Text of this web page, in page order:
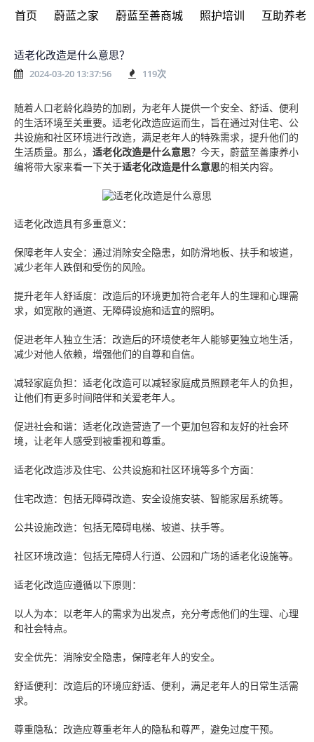
首页 蔚蓝之家 蔚蓝至善商城 照护培训 互助养老
适老化改造是什么意思？
2024-03-20 13:37:56 119次
随着人口老龄化趋势的加剧，为老年人提供一个安全、舒适、便利
的生活环境至关重要。适老化改造应运而生，旨在通过对住宅、公
共设施和社区环境进行改造，满足老年人的特殊需求，提升他们的
生活质量。 那么， 适老化改造是什么意思？ 今天，蔚蓝至善康养小
编将带大家来看一下关于适老化改造是什么意思的相关内容。
适老化改造具有多重意义：
保障老年人安全：通过消除安全隐患，如防滑地板、扶手和坡道，
减少老年人跌倒和受伤的风险。
提升老年人舒适度：改造后的环境更加符合老年人的生理和心理需
求，如宽敞的通道、无障碍设施和适宜的照明。
促进老年人独立生活：改造后的环境使老年人能够更独立地生活，
减少对他人依赖，增强他们的自尊和自信。
减轻家庭负担：适老化改造可以减轻家庭成员照顾老年人的负担，
让他们有更多时间陪伴和关爱老年人。
促进社会和谐：适老化改造营造了一个更加包容和友好的社会环
境，让老年人感受到被重视和尊重。
适老化改造涉及住宅、公共设施和社区环境等多个方面：
住宅改造：包括无障碍改造、安全设施安装、智能家居系统等。
公共设施改造：包括无障碍电梯、坡道、扶手等。
社区环境改造：包括无障碍人行道、公园和广场的适老化设施等。
适老化改造应遵循以下原则：
以人为本：以老年人的需求为出发点，充分考虑他们的生理、心理
和社会特点。
安全优先：消除安全隐患，保障老年人的安全。
舒适便利：改造后的环境应舒适、便利，满足老年人的日常生活需
求。
尊重隐私：改造应尊重老年人的隐私和尊严，避免过度干预。